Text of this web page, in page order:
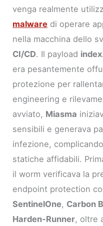
venga realmente
malware di operare
nella macchina dello
CI/CD. Il payload
era pesantemente
protezione per
engineering e
avviato, Miasma
sensibili e generava
infezione,
statiche affidabili.
il worm verificava la
endpoint protection
SentinelOne, Carbon
Harden-Runner, oltre